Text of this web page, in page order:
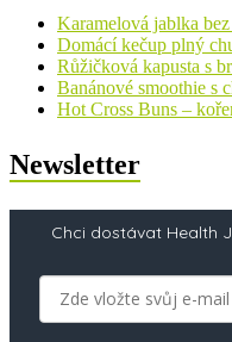
Karamelová jablka
Domácí kečup plný
Růžičková kapusta s
Banánové smoothie s
Hot Cross Buns –
Newsletter
Chci dostávat Health